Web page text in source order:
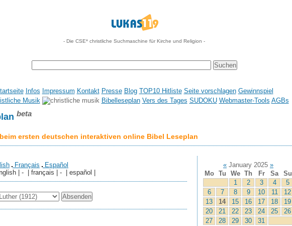
- Die CSE* christliche Suchmaschine für Kirche und Religion -
Infos Impressum Kontakt Presse Blog TOP10 Hitliste Seite vorschlagen Gewinnspiel
Musik
Bibelleseplan Vers des Tages SUDOKU Webmaster-Tools AGBs
beta
ersten deutschen interaktiven online Bibel Leseplan
Français
Español
| - | français | - | español |
« January 2025 »
Mo
Tu We Th Fr Sa
Su
1
2 3 4
5
6
7 8 9 10 11
12
13
14 15 16 17 18
19
20
21 22 23 24 25
26
27
28 29 30 31